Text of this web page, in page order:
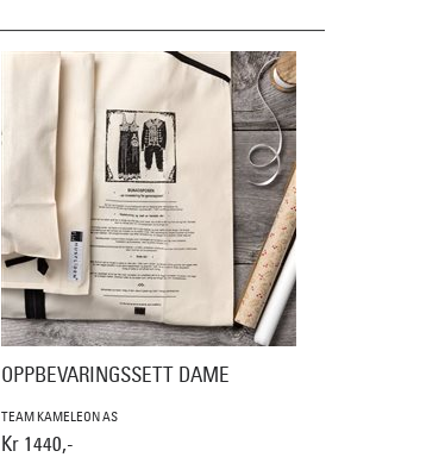
OPPBEVARINGSSETT DAME
TEAM KAMELEON AS
Kr 1440,-